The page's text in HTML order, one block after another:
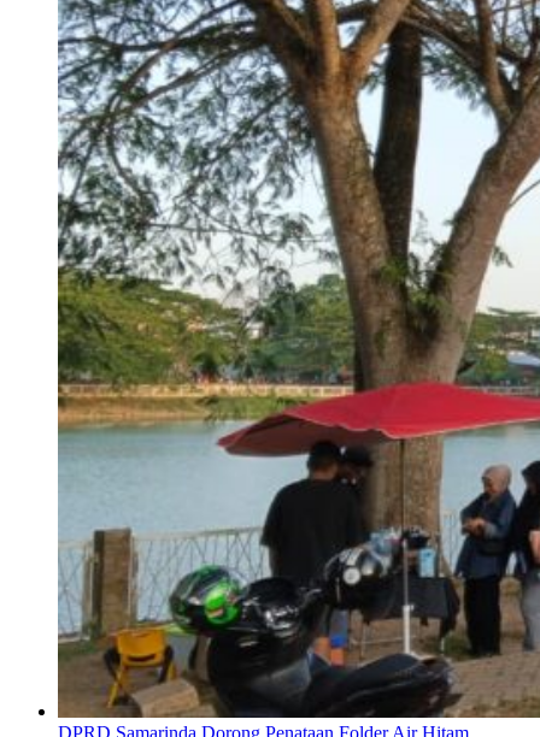
DPRD Samarinda Dorong Penataan Folder Air Hitam